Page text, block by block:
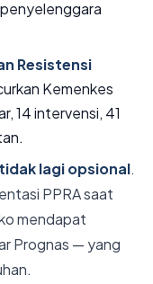
Resistensi
Kemenkes
14 intervensi, 41
tidak lagi opsional.
PPRA saat
mendapat
Prognas — yang